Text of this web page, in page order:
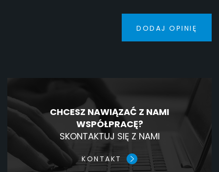
DODAJ OPINIĘ
CHCESZ NAWIĄZAĆ Z NAMI
WSPÓŁPRACĘ?
SKONTAKTUJ SIĘ Z NAMI
KONTAKT